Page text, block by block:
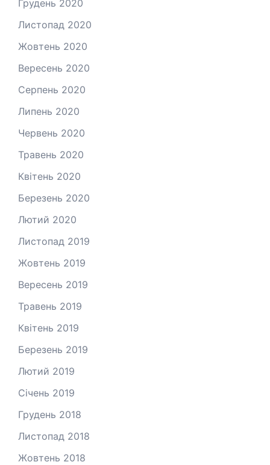
Грудень 2020
Листопад 2020
Жовтень 2020
Вересень 2020
Серпень 2020
Липень 2020
Червень 2020
Травень 2020
Квітень 2020
Березень 2020
Лютий 2020
Листопад 2019
Жовтень 2019
Вересень 2019
Травень 2019
Квітень 2019
Березень 2019
Лютий 2019
Січень 2019
Грудень 2018
Листопад 2018
Жовтень 2018